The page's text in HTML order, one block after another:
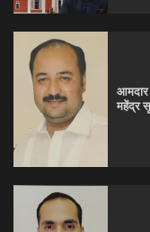
आमदार
महेंद्र